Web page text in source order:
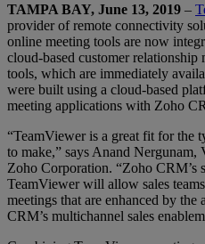
TAMPA BAY, June 13, 2019 –
provider of remote connectivity
online meeting tools are now
cloud-based customer relationship
tools, which are immediately
were built using a cloud-based
meeting applications with Zoho
“TeamViewer is a great fit for the
to make,” says Anand Nergunam,
Zoho Corporation. “Zoho CRM’s
TeamViewer will allow sales
meetings that are enhanced by
CRM’s multichannel sales